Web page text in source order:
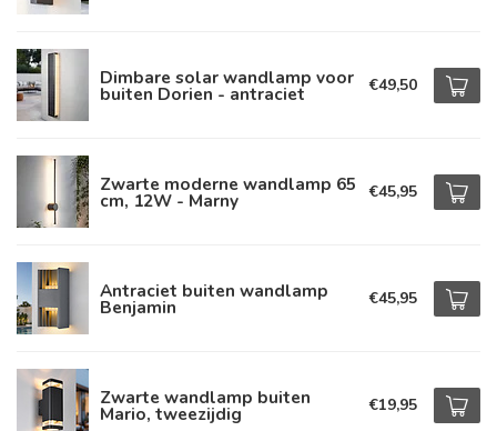
Dimbare solar wandlamp voor
buiten Dorien - antraciet €49,50
Zwarte moderne wandlamp 65
cm, 12W - Marny €45,95
Antraciet buiten wandlamp
Benjamin €45,95
Zwarte wandlamp buiten
Mario, tweezijdig €19,95